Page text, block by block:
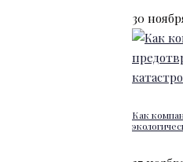
30
Как